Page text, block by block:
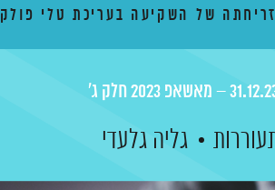
זריחתה של השקיעה בעריכת טלי פולק
גליה גלעדי